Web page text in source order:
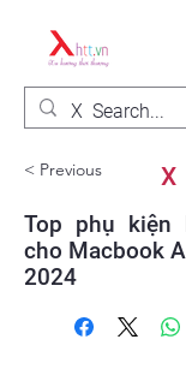
< Previous X
Top phụ kiện
cho Macbook
2024